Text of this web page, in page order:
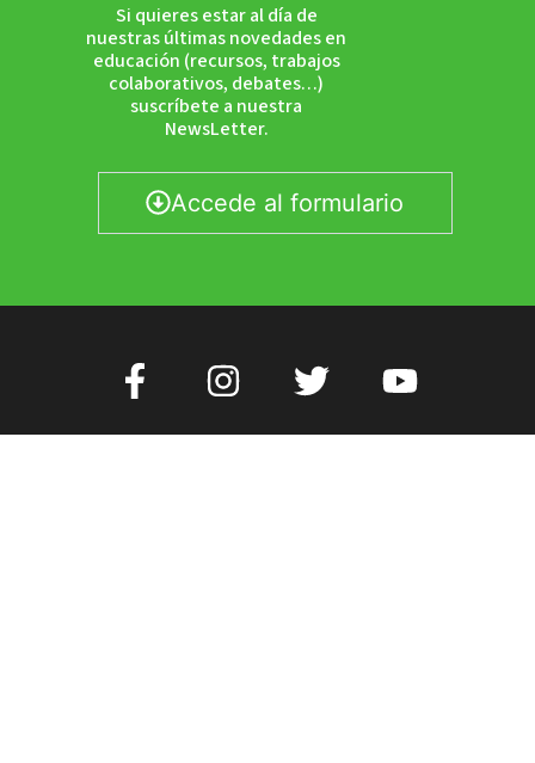
Si quieres estar al día de
nuestras últimas novedades en
educación (recursos, trabajos
colaborativos, debates…)
suscríbete a nuestra
NewsLetter.
Accede al formulario